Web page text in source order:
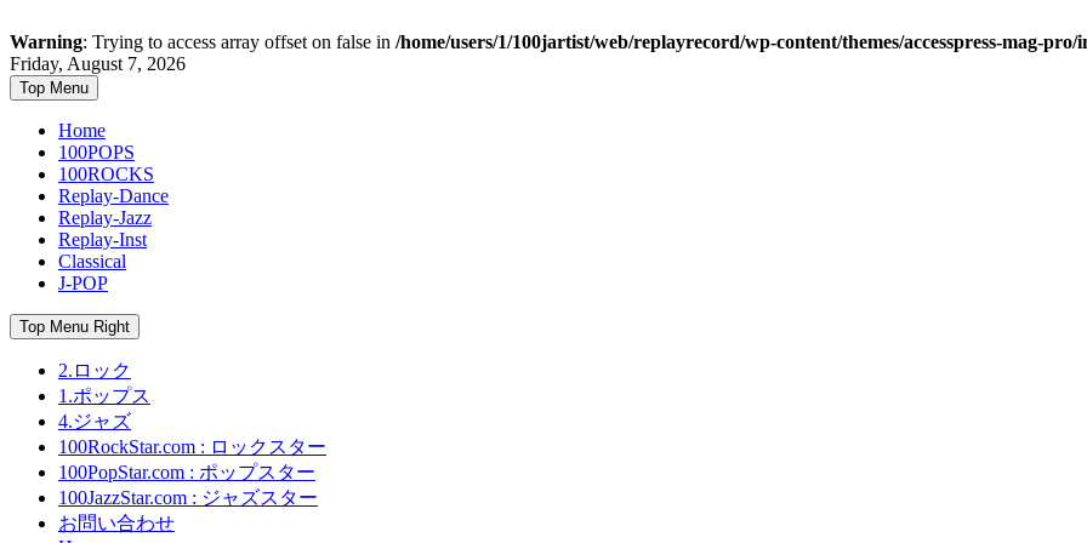
Warning: Trying to access array offset on false in /home/users/1/100jartist/web/replayrecord/wp-content/themes/accesspress-mag-pro/
Skip
to
content
Friday, August 7, 2026
Top Menu
Home
100POPS
100ROCKS
Replay-Dance
Replay-Jazz
Replay-Inst
Classical
J-POP
Top Menu Right
2.ロック
1.ポップス
4.ジャズ
100RockStar.com : ロックスター
100PopStar.com : ポップスター
100JazzStar.com : ジャズスター
お問い合わせ